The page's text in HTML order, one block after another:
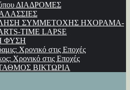
ΔΙΑΔΡΟΜΕΣ
ΣΥΜΜΕΤΟΧΗΣ ΗΧΟΡΑΜΑ-
TIME LAPSE
ΦΥΣΗ
Χρονικό στις Εποχές
Χρονικό στις Εποχές
ΒΙΚΤΩΡΙΑ